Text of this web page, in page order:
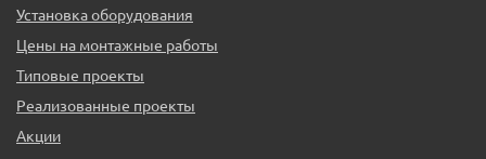
Установка оборудования
Цены на монтажные работы
Типовые проекты
Реализованные проекты
Акции